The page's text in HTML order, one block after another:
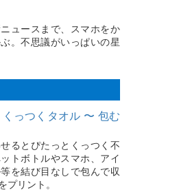
ュースまで、スマホをか
。不思議がいっぱいの星
っつくタオル 〜 包む
るとぴたっとくっつく不
トボトルやスマホ、アイ
を結び目なしで包んで収
リント。